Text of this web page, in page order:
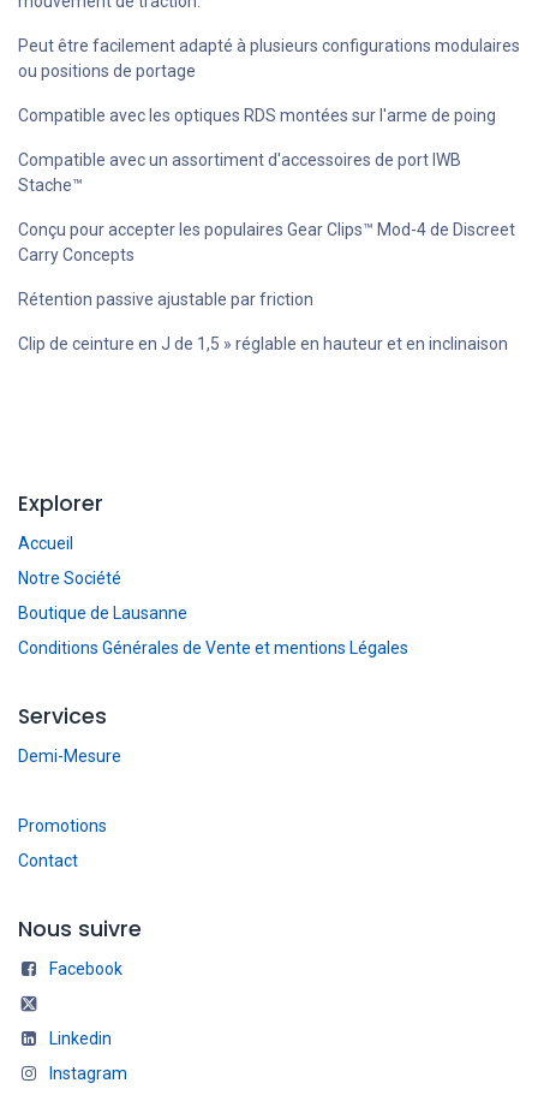
Peut être facilement adapté à plusieurs configurations modulaires
ou positions de portage
Compatible avec les optiques RDS montées sur l'arme de poing
Compatible avec un assortiment d'accessoires de port IWB
Stache™
Conçu pour accepter les populaires Gear Clips™ Mod-4 de Discreet
Carry Concepts
Rétention passive ajustable par friction
Clip de ceinture en J de 1,5 » réglable en hauteur et en inclinaison
Explorer
Accueil
Notre Société
Boutique de Lausanne
Conditions Générales de Vente et mentions Légales
Services
Demi-Mesure
Promotions
Contact
Nous suivre
Facebook
Linkedin
Instagram